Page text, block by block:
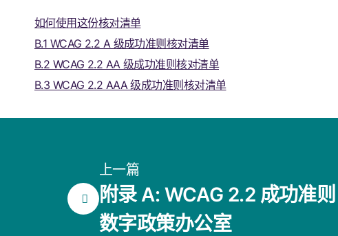
如何使用这份核对清单
B.1 WCAG 2.2 A 级成功准则核对清单
B.2 WCAG 2.2 AA 级成功准则核对清单
B.3 WCAG 2.2 AAA 级成功准则核对清单
上一篇
附录 A: WCAG 2.2 成功准则
数字政策办公室